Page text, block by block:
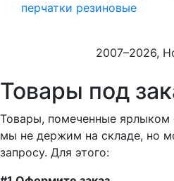
перчатки резиновые
2007–2026,
Товары под
Товары, помеченные ярлыком
мы не держим на складе, но
запросу. Для этого: